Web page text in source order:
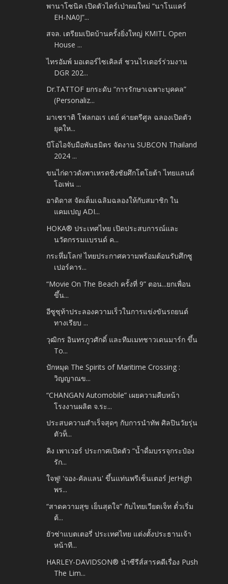
พานาโซนิค เปิดตัวไดร์เป่าผมใหม่ “นาโนแคร์
EH-NA0J”...
สจล. เตรียมเปิดบ้านครั้งยิ่งใหญ่ KMITL Open
House ...
ไทรอัมพ์ มอเตอร์ไซเคิลส์ ชวนไรเดอร์ร่วมงาน
DGR 202...
Dr.TATTOF ยกระดับ “การรักษาเฉพาะบุคคล”
(Personaliz...
มาเซราติ โฟลกอเร เดย์ ค่ายตรีศูล ฉลองเปิดตัว
ยุคให...
บีโอไอจับมือพันธมิตร จัดงาน SUBCON Thailand
2024 ...
ขนไก่ดาวดังพาเหรดชิงชัยศึกโตโยต้า ไทยแลนด์
โอเพ่น ...
อาดิดาส จัดเต็มเฉลิมฉลองให้กับสมาชิก ใน
แคมเปญ ADI...
HOKA® ประเทศไทย เปิดประสบการณ์และ
นวัตกรรมแบรนด์ ค...
กระหึ่มโลก! ไทยประกาศความพร้อมต้อนรับศึกซู
เปอร์คาร...
“Movie On The Beach ครั้งที่ 9” ตอน...ยกเพื่อน
ขึ้น...
อีซูซุท้าประลองความเร็วในการแข่งขันรถยนต์
ทางเรียบ ...
วุฒิกร อินทรภูวศักดิ์ และทีมเมทชาวเดนมาร์ก ขึ้น
To...
ปักหมุด The Spirits of Maritime Crossing :
วิญญาณข...
“CHANGAN Automobile” เผยความคืบหน้า
โรงงานผลิต จ.ระ...
ประสบความสำเร็จสุดๆ กับการนำทัพ ศิลปินวัยรุ่น
ตัวท็...
คิง เพาเวอร์ ประกาศเปิดตัว “น้ำดื่มบรรจุกระป๋อง
รัก...
ใจฟู! 'จอง-คัลแลน' ขึ้นแท่นพรีเซ็นเตอร์ JerHigh
พร...
“สาดความสุข เย็นสุดใจ” กับไทยเวียตเจ็ท ตั๋วเริ่ม
ต้...
ยัวซ่าแบตเตอรี่ ประเทศไทย แต่งตั้งประธานเจ้า
หน้าที...
HARLEY-DAVIDSON® นำซีรีส์สารคดีเรื่อง Push
The Lim...